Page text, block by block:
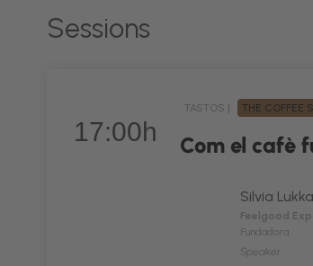
Sessions
17:00h
TASTOS | THE COFFEE
Com el cafè
Silvia
Feelgood
Fundadora
Speaker